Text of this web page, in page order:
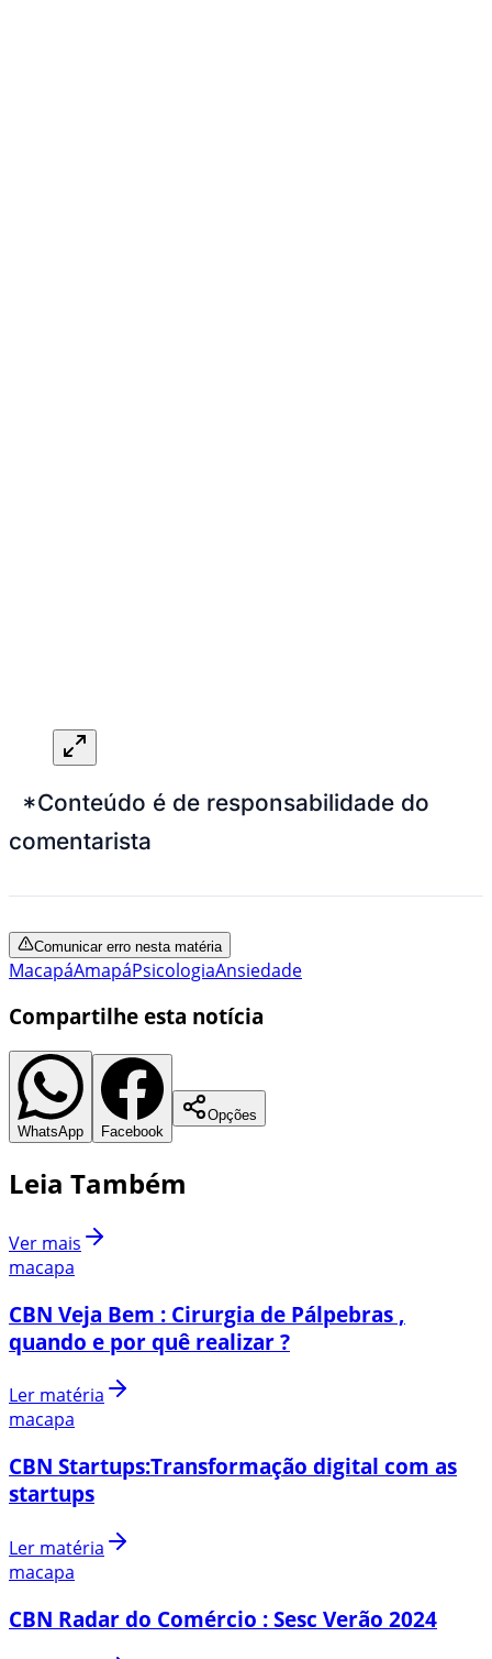
*Conteúdo é de responsabilidade do
comentarista
Comunicar erro nesta matéria
MacapáAmapáPsicologiaAnsiedade
Compartilhe esta notícia
WhatsApp Facebook
Opções
Leia Também
Ver mais
macapa
CBN Veja Bem : Cirurgia de Pálpebras ,
quando e por quê realizar ?
Ler matéria
macapa
CBN Startups:Transformação digital com as
startups
Ler matéria
macapa
CBN Radar do Comércio : Sesc Verão 2024